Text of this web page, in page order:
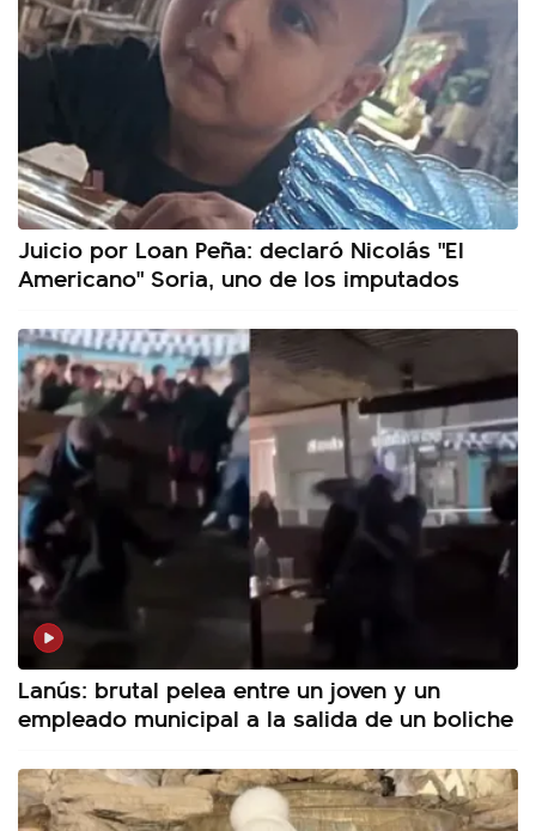
Juicio por Loan Peña: declaró Nicolás "El
Americano" Soria, uno de los imputados
Lanús: brutal pelea entre un joven y un
empleado municipal a la salida de un boliche